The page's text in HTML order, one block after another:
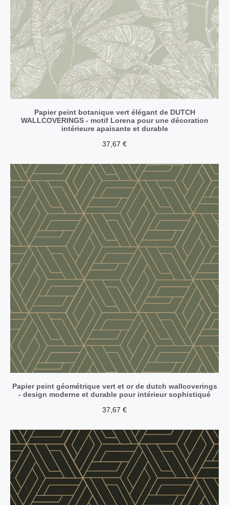
Papier peint botanique vert élégant de DUTCH
WALLCOVERINGS - motif Lorena pour une décoration
intérieure apaisante et durable
37,67 €
Papier peint géométrique vert et or de dutch wallcoverings
- design moderne et durable pour intérieur sophistiqué
37,67 €